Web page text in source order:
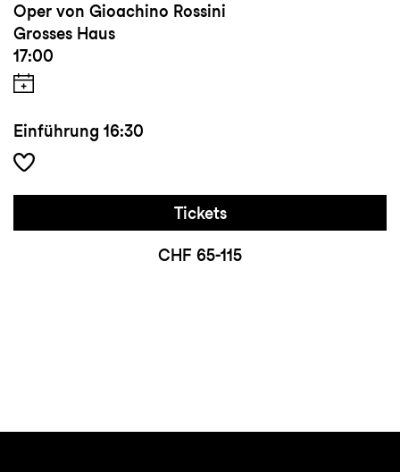
Oper von Gioachino Rossini
Grosses Haus
17:00
Einführung 16:30
Tickets
CHF 65-115